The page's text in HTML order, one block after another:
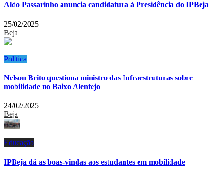
Aldo Passarinho anuncia candidatura à Presidência do IPBeja
25/02/2025
Beja
Política
Nelson Brito questiona ministro das Infraestruturas sobre
mobilidade no Baixo Alentejo
24/02/2025
Beja
Educação
IPBeja dá as boas-vindas aos estudantes em mobilidade